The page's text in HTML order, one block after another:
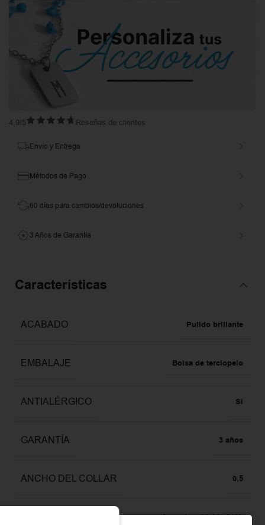
4,9/5 Reseñas de clientes
Envío y Entrega
Métodos de Pago
60 días para cambios/devoluciones
3 Años de Garantía
Características
ACABADO Pulido brillante
EMBALAJE Bolsa de terciopelo
ANTIALÉRGICO Sí
GARANTÍA 3 años
ANCHO DEL COLLAR 0,5
Acero Inoxidable 316L